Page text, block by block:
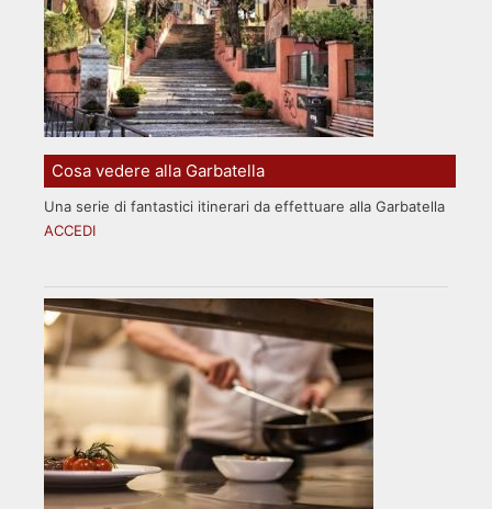
Cosa vedere alla Garbatella
Una serie di fantastici itinerari da effettuare alla Garbatella
ACCEDI